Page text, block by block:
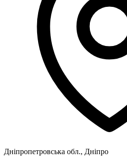
Дніпропетровська обл., Дніпро